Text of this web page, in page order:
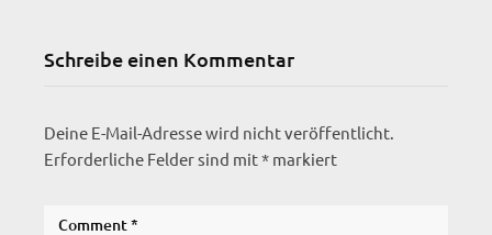
Schreibe einen Kommentar
Deine E-Mail-Adresse wird nicht veröffentlicht.
Erforderliche Felder sind mit* markiert